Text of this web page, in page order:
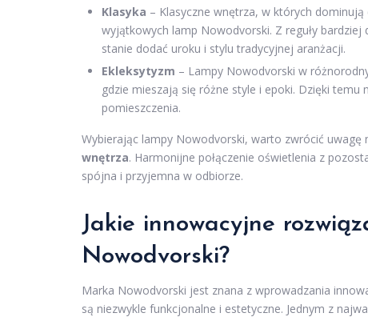
Klasyka – Klasyczne wnętrza, w których dominują
wyjątkowych lamp Nowodvorski. Z reguły
stanie dodać uroku i stylu tradycyjnej aranżacji.
Ekleksytyzm – Lampy Nowodvorski w
gdzie mieszają się różne style i epoki. Dzięki
pomieszczenia.
Wybierając lampy Nowodvorski, warto zwrócić
wnętrza. Harmonijne połączenie oświetlenia z
spójna i przyjemna w odbiorze.
Jakie innowacyjne
Nowodvorski?
Marka Nowodvorski jest znana z wprowadzania
są niezwykle funkcjonalne i estetyczne. Jednym z